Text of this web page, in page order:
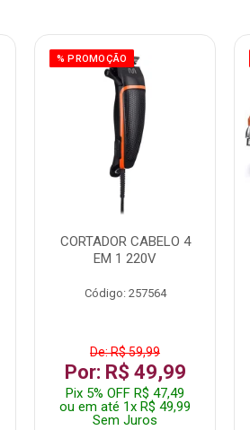
% PROMOÇÃO
CORTADOR CABELO 4
EM 1 220V
Código: 257564
De: R$ 59,99
Por: R$ 49,99
Pix 5% OFF R$ 47,49
ou em até 1x R$ 49,99
Sem Juros